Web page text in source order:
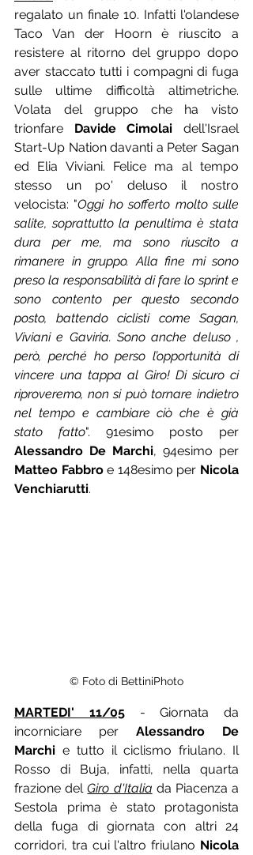
regalato un finale 10. Infatti l'olandese
Taco Van der Hoorn è riuscito a
resistere al ritorno del gruppo dopo
aver staccato tutti i compagni di fuga
sulle ultime difficoltà altimetriche.
Volata del gruppo che ha visto
trionfare Davide Cimolai dell'Israel
Start-Up Nation davanti a Peter Sagan
ed Elia Viviani. Felice ma al tempo
stesso un po' deluso il nostro
velocista: "Oggi ho sofferto molto sulle
salite, soprattutto la penultima è stata
dura per me, ma sono riuscito a
rimanere in gruppo. Alla fine mi sono
preso la responsabilità di fare lo sprint e
sono contento per questo secondo
posto, battendo ciclisti come Sagan,
Viviani e Gaviria. Sono anche deluso ,
però, perché ho perso l’opportunità di
vincere una tappa al Giro! Di sicuro ci
riproveremo, non si può tornare indietro
nel tempo e cambiare ciò che è già
stato fatto
Alessandro De Marchi
Matteo Fabbro e 148esimo per Nicola
Venchiarutti.
© Foto di BettiniPhoto
MARTEDI' 11/05 - Giornata da
incorniciare per Alessandro De
Marchi e tutto il ciclismo friulano. Il
Rosso di Buja, infatti, nella quarta
frazione del Giro d'Italia da Piacenza a
Sestola prima è stato protagonista
della fuga di giornata con altri 24
corridori, tra cui l'altro friulano Nicola